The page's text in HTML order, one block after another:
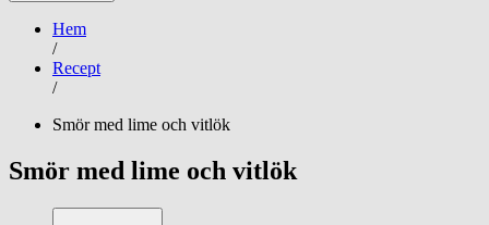
Hem
/
Recept
/
Smör med lime och vitlök
Smör med lime och vitlök